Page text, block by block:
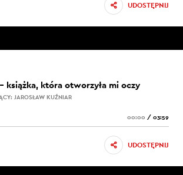
UDOSTĘPNIJ
książka, która otworzyła mi oczy
JAROSŁAW KUŹNIAR
00:00 / 03:59
UDOSTĘPNIJ